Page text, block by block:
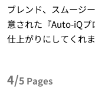
ブレンド、スムージ
意された『Auto-iQプ
仕上がりにしてくれま
4/5 Pages